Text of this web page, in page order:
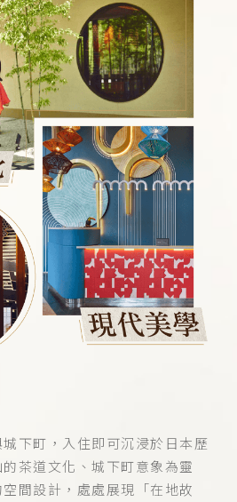
下町，入住即可沉浸於日本歷
茶道文化、城下町意象為靈
間設計，處處展現「在地故